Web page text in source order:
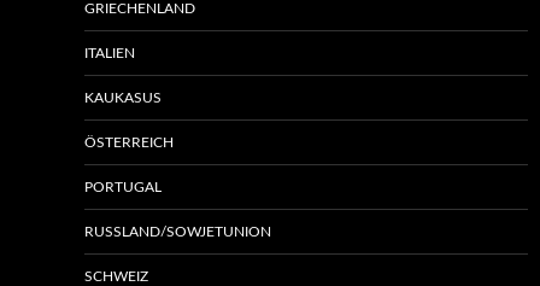
GRIECHENLAND
ITALIEN
KAUKASUS
ÖSTERREICH
PORTUGAL
RUSSLAND/SOWJETUNION
SCHWEIZ